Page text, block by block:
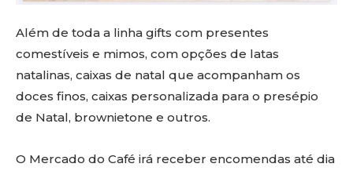
Além de toda a linha gifts com presentes
comestíveis e mimos, com opções de latas
natalinas, caixas de natal que acompanham os
doces finos, caixas personalizada para o presépio
de Natal, brownietone e outros.
O Mercado do Café irá receber encomendas até dia